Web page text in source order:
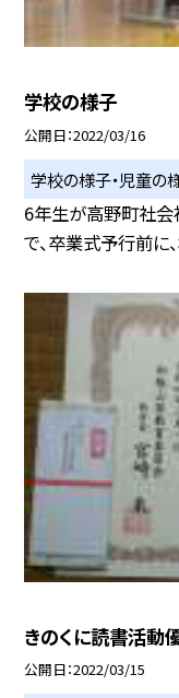
学校の様子
公開日 2022/03/16
学校の様子・児童の
6年生が高野町社会
で、卒業式予行前に
きのくに読書活動
公開日 2022/03/15